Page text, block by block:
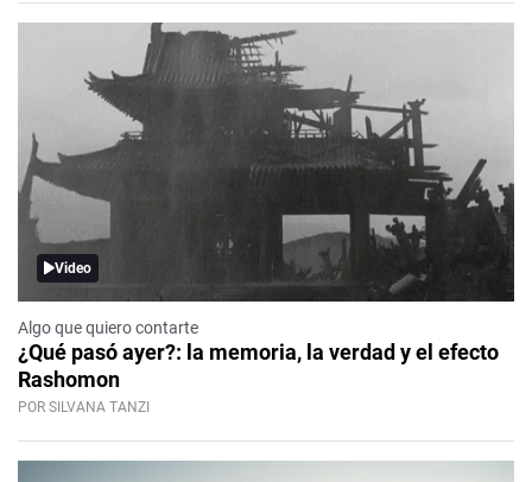
Video
Algo que quiero contarte
¿Qué pasó ayer?: la memoria, la verdad y el efecto
Rashomon
POR SILVANA TANZI